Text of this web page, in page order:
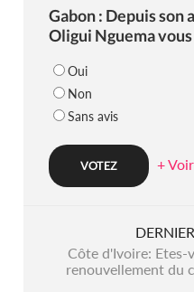
Gabon : Depuis son
Oligui Nguema
Oui
Non
Sans avis
+
Côte d'Ivoire: Etes-
renouvellement du